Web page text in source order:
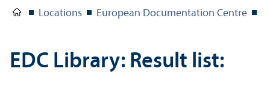
Locations European Documentation Centre
EDC Library: Result list: